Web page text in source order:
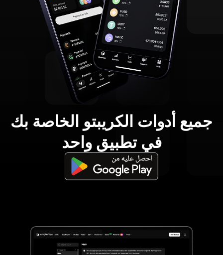
جميع أدوات الكريبتو الخاصة بك
في تطبيق واحد